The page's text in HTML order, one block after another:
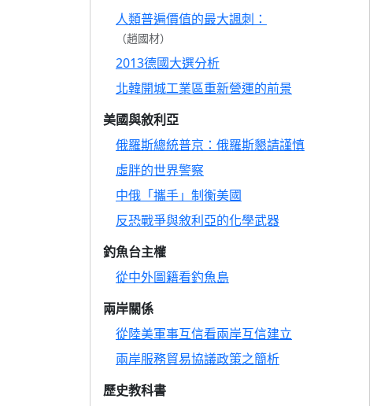
人類普遍價值的最大諷刺：
（趙國材）
2013德國大選分析
北韓開城工業區重新營運的前景
美國與敘利亞
俄羅斯總統普京：俄羅斯懇請謹慎
虛胖的世界警察
中俄「攜手」制衡美國
反恐戰爭與敘利亞的化學武器
釣魚台主權
從中外圖籍看釣魚島
兩岸關係
從陸美軍事互信看兩岸互信建立
兩岸服務貿易協議政策之簡析
歷史教科書